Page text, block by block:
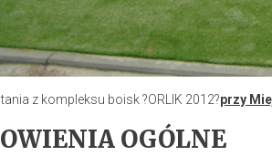
z kompleksu boisk ?ORLIK 2012?przy
OGÓLNE